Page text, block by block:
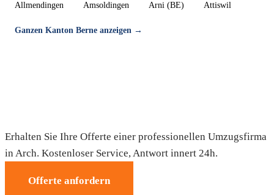
Allmendingen Amsoldingen Arni (BE) Attiswil
Ganzen Kanton Berne anzeigen →
Erhalten Sie Ihre Offerte einer professionellen Umzugsfirma
in Arch. Kostenloser Service, Antwort innert 24h.
Offerte anfordern